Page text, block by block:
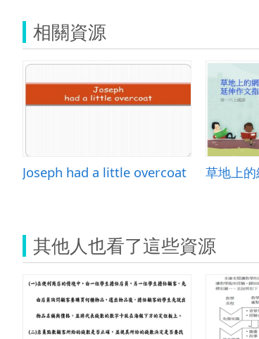
相關資源
Joseph had a little overcoat
其他人也看了這些資源